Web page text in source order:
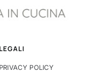
PRIVACY POLICY